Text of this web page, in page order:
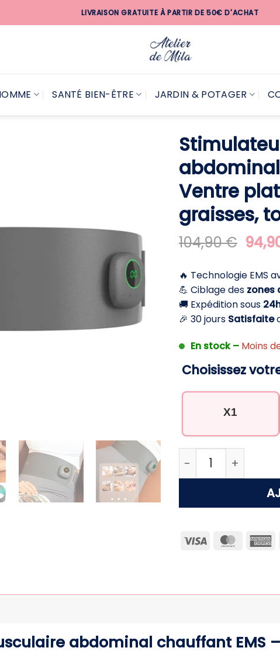
LIVRAISON GRATUITE À PARTIR DE 50€ D'ACHAT
SANTÉ BIEN-ÊTRE JARDIN & POTAGER
Ventre
graisses,
104,90€ Le
prix
était
🔥 Technologie EMS
💪 Ciblage des zones
🚚 Expédition sous
🎉 30 jours Satisfaite
En stock – Moins
Choisissez
X1
quantité de
Visa
abdominal chauffant EMS